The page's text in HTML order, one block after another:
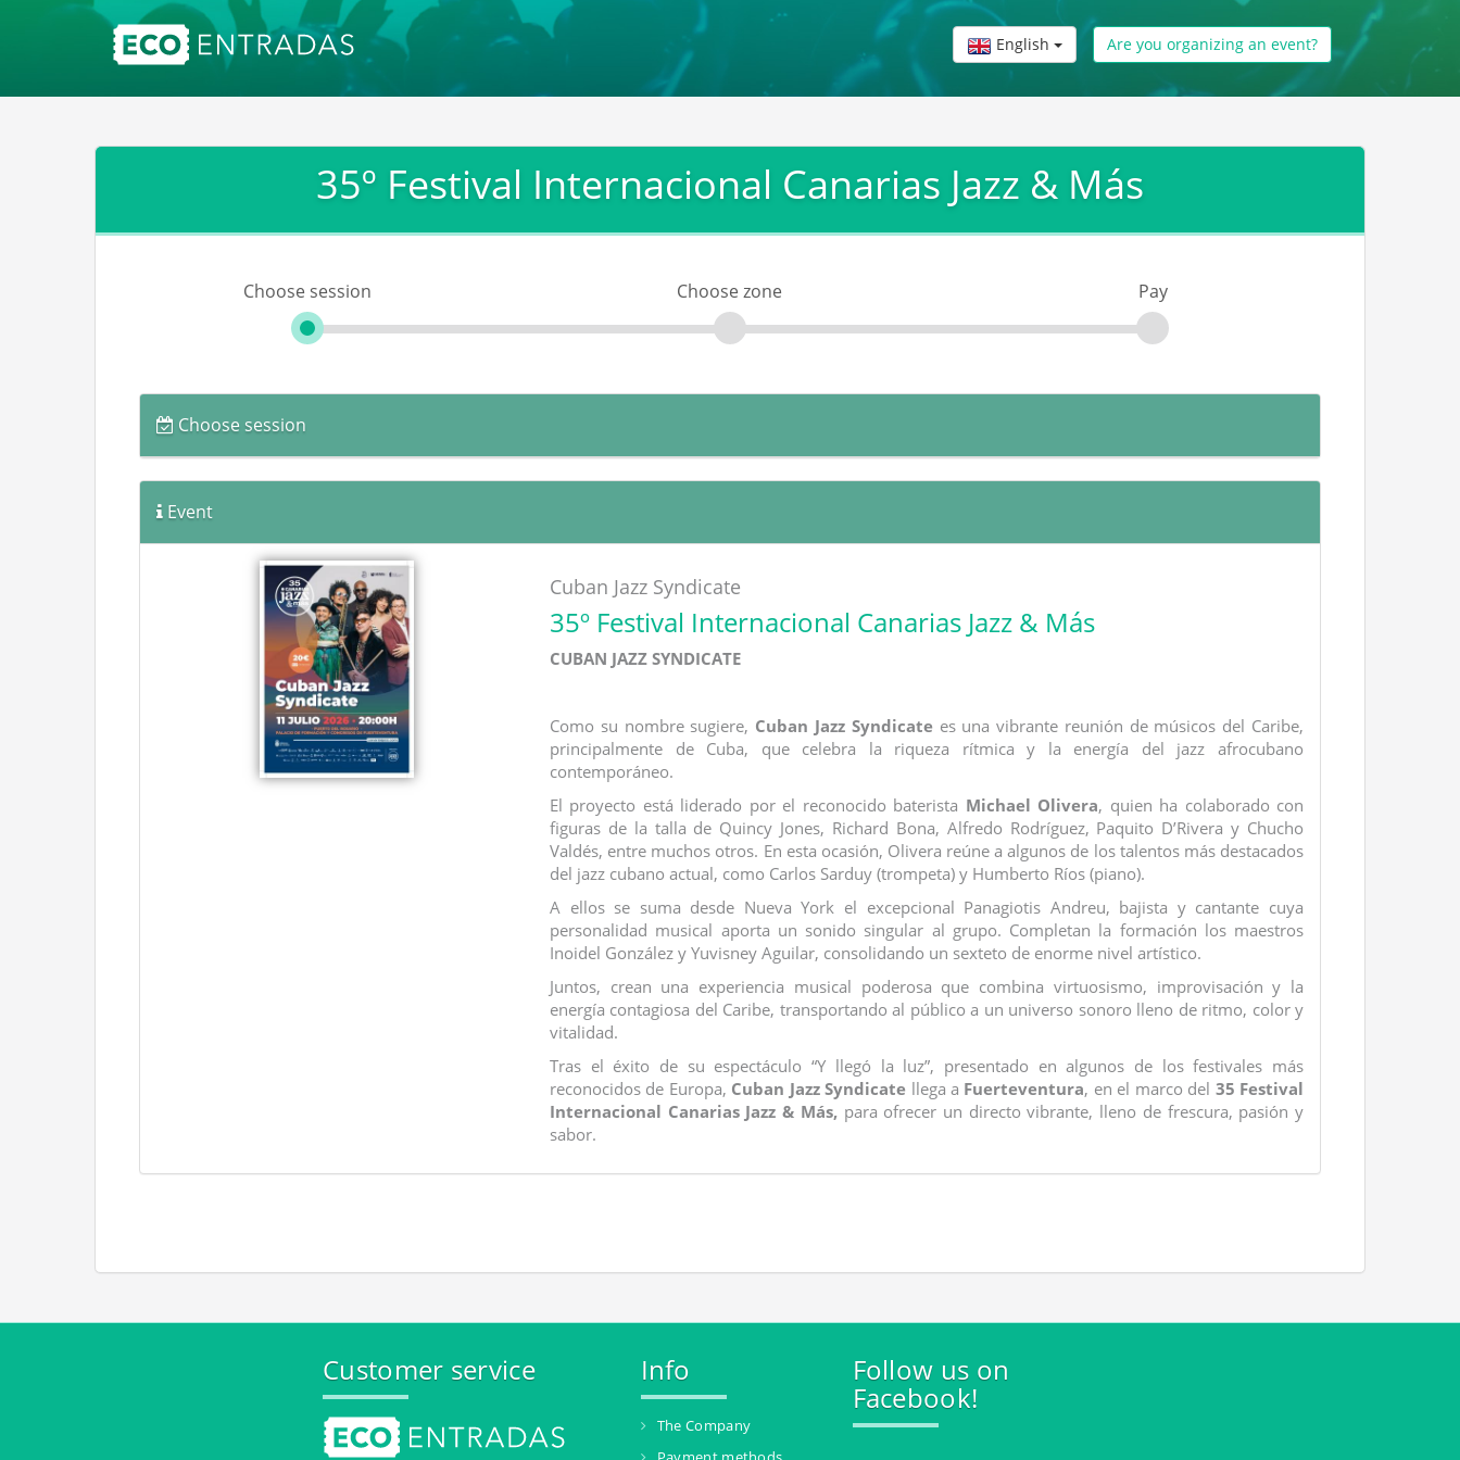
English Are you organizing an event?
35º Festival Internacional Canarias Jazz & Más
Choose session Choose zone Pay
Choose session
Event
Cuban Jazz Syndicate
35º Festival Internacional Canarias Jazz & Más
CUBAN JAZZ SYNDICATE
Como su nombre sugiere, Cuban Jazz Syndicatees una vibrante reunión de músicos del Caribe,
principalmente de Cuba, que celebra la riqueza rítmica y la energía del jazz afrocubano
contemporáneo.
El proyecto está liderado por el reconocido baterista Michael Olivera, quien ha colaborado con
figuras de la talla de Quincy Jones, Richard Bona, Alfredo Rodríguez, Paquito D’Rivera y Chucho
Valdés, entre muchos otros. En esta ocasión, Olivera reúne a algunos de los talentos más destacados
del jazz cubano actual, como Carlos Sarduy (trompeta) y Humberto Ríos (piano).
A ellos se suma desde Nueva York el excepcional Panagiotis Andreu, bajista y cantante cuya
personalidad musical aporta un sonido singular al grupo. Completan la formación los maestros
Inoidel González y Yuvisney Aguilar, consolidando un sexteto de enorme nivel artístico.
Juntos, crean una experiencia musical poderosa que combina virtuosismo, improvisación y la
energía contagiosa del Caribe, transportando al público a un universo sonoro lleno de ritmo, color y
vitalidad.
Tras el éxito de su espectáculo “Y llegó la luz”, presentado en algunos de los festivales más
reconocidos de Europa, Cuban Jazz Syndicate llega a Fuerteventura, en el marco del 35 Festival
Internacional Canarias Jazz & Más,para ofrecer un directo vibrante, lleno de frescura, pasión y
sabor.
Customer service Info
The Company
Follow us on
Facebook!